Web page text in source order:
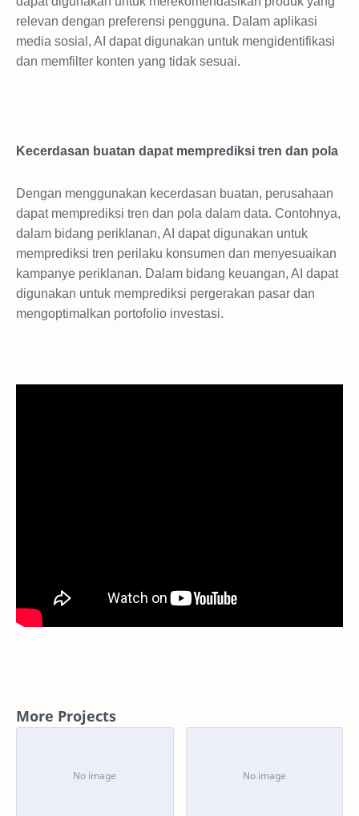
relevan dengan preferensi pengguna. Dalam aplikasi
media sosial, AI dapat digunakan untuk mengidentifikasi
dan memfilter konten yang tidak sesuai.
Kecerdasan buatan dapat memprediksi tren dan pola
Dengan menggunakan kecerdasan buatan, perusahaan
dapat memprediksi tren dan pola dalam data. Contohnya,
dalam bidang periklanan, AI dapat digunakan untuk
memprediksi tren perilaku konsumen dan menyesuaikan
kampanye periklanan. Dalam bidang keuangan, AI dapat
digunakan untuk memprediksi pergerakan pasar dan
mengoptimalkan portofolio investasi.
More Projects